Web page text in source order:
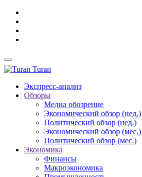
Turan
Экспресс-анализ
Обзоры
Медиа обозрение
Экономический обзор (нед.)
Политический обзор (нед.)
Экономический обзор (мес.)
Политический обзор (мес.)
Экономика
Финансы
Макроэкономика